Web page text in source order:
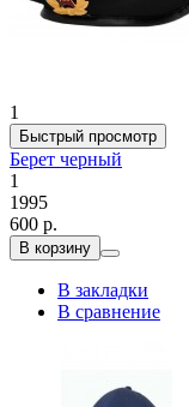
1
Быстрый просмотр
Берет черный
1
1995
600 р.
В корзину
В закладки
В сравнение